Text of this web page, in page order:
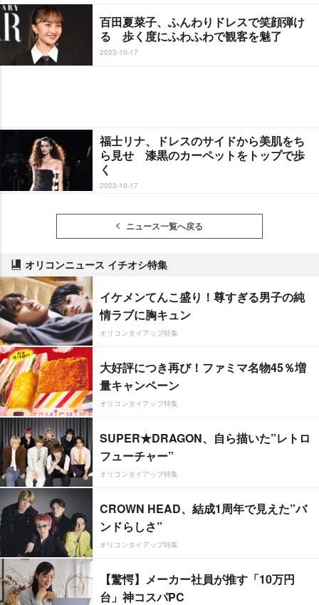
百田夏菜子、ふんわりドレスで笑顔弾け
る 歩く度にふわふわで観客を魅了
2023-10-17
福士リナ、ドレスのサイドから美肌をち
ら見せ 漆黒のカーペットをトップで歩
く
2023-10-17
ニュース一覧へ戻る
オリコンニュース イチオシ特集
イケメンてんこ盛り！尊すぎる男子の純
情ラブに胸キュン
オリコンタイアップ特集
大好評につき再び！ファミマ名物45％増
量キャンペーン
オリコンタイアップ特集
SUPER★DRAGON、自ら描いた”レトロ
フューチャー”
オリコンタイアップ特集
CROWN HEAD、結成1周年で見えた”バ
ンドらしさ”
オリコンタイアップ特集
【驚愕】メーカー社員が推す「10万円
台」神コスパPC